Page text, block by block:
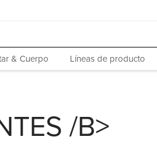
& Cuerpo Líneas de producto
/B>